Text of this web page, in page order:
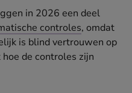
in 2026 een deel
controles, omdat
is blind vertrouwen op
de controles zijn